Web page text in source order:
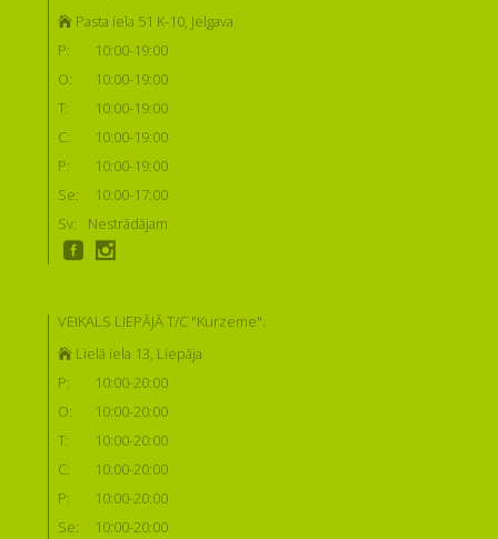
Pasta iela 51 K-10, Jelgava
P:
10:00-19:00
O:
10:00-19:00
T:
10:00-19:00
C:
10:00-19:00
P:
10:00-19:00
Se:
10:00-17:00
Sv:
Nestrādājam
VEIKALS LIEPĀJĀ T/C "Kurzeme":
Lielā iela 13, Liepāja
P:
10:00-20:00
O:
10:00-20:00
T:
10:00-20:00
C:
10:00-20:00
P:
10:00-20:00
Se:
10:00-20:00